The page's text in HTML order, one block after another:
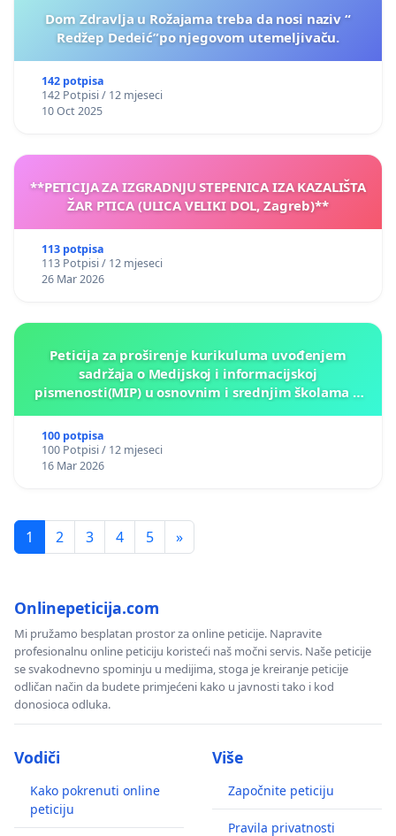
Dom Zdravlja u Rožajama treba da nosi naziv “
Redžep Dedeić”po njegovom utemeljivaču.
142 potpisa
142 Potpisi / 12 mjeseci
10 Oct 2025
**PETICIJA ZA IZGRADNJU STEPENICA IZA KAZALIŠTA
ŽAR PTICA (ULICA VELIKI DOL, Zagreb)**
113 potpisa
113 Potpisi / 12 mjeseci
26 Mar 2026
Peticija za proširenje kurikuluma uvođenjem
sadržaja o Medijskoj i informacijskoj
pismenosti(MIP) u osnovnim i srednjim školama u
100 potpisa
100 Potpisi / 12 mjeseci
16 Mar 2026
1 2 3 4 5 »
Onlinepeticija.com
Mi pružamo besplatan prostor za online peticije. Napravite
profesionalnu online peticiju koristeći naš močni servis. Naše peticije
se svakodnevno spominju u medijima, stoga je kreiranje peticije
odličan način da budete primjećeni kako u javnosti tako i kod
donosioca odluka.
Vodiči
Kako pokrenuti online
peticiju
Više
Započnite peticiju
Pravila privatnosti